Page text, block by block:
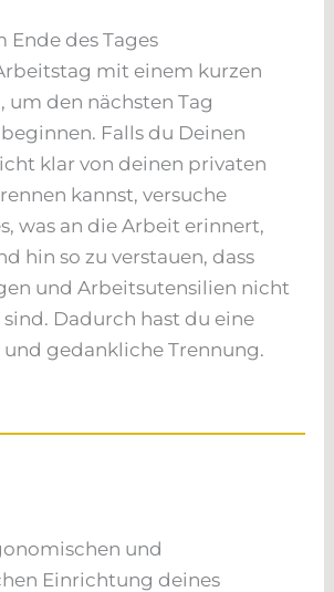
Ende des Tages
mit einem kurzen
um den nächsten Tag
Falls du Deinen
klar von deinen privaten
kannst, versuche
was an die Arbeit erinnert,
hin so zu verstauen, dass
und Arbeitsutensilien nicht
Dadurch hast du eine
gedankliche Trennung.
und
Einrichtung deines